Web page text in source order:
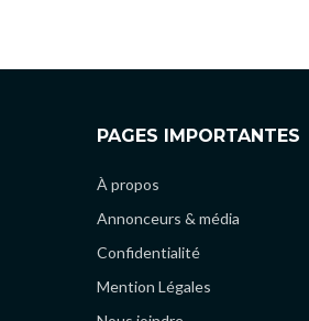
PAGES IMPORTANTES
À propos
Annonceurs & média
Confidentialité
Mention Légales